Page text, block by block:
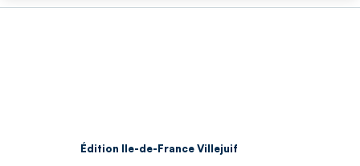
Édition Ile-de-France Villejuif